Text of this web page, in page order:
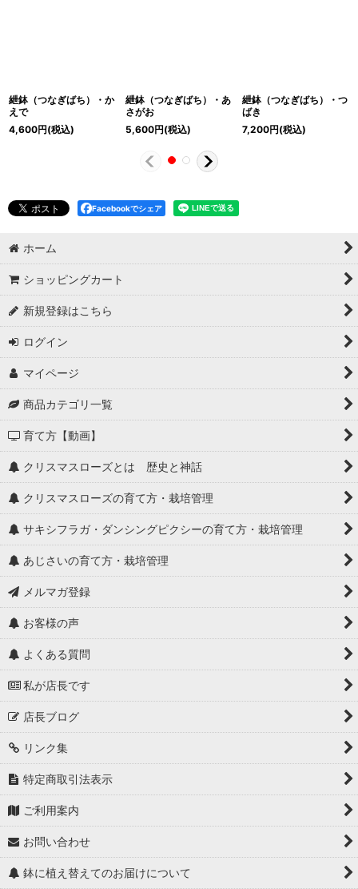
紲鉢（つなぎばち）・か
えで
4,600円(税込)
紲鉢（つなぎばち）・あ
さがお
5,600円(税込)
紲鉢（つなぎばち）・つ
ばき
7,200円(税込)
Facebookでシェア
ホーム
ショッピングカート
新規登録はこちら
ログイン
マイページ
商品カテゴリ一覧
育て方【動画】
クリスマスローズとは 歴史と神話
クリスマスローズの育て方・栽培管理
サキシフラガ・ダンシングピクシーの育て方・栽培管理
あじさいの育て方・栽培管理
メルマガ登録
お客様の声
よくある質問
私が店長です
店長ブログ
リンク集
特定商取引法表示
ご利用案内
お問い合わせ
鉢に植え替えてのお届けについて